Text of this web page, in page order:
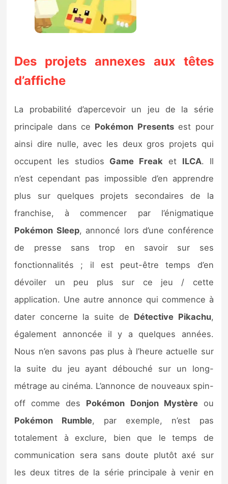
Des projets annexes aux têtes
d’affiche
La probabilité d’apercevoir un jeu de la série
principale dans ce Pokémon Presentsest pour
ainsi dire nulle, avec les deux gros projets qui
occupent les studios Game Freaket ILCA. Il
n’est cependant pas impossible d’en apprendre
plus sur quelques projets secondaires de la
franchise, à commencer par l’énigmatique
Pokémon Sleep, annoncé lors d’une conférence
de presse sans trop en savoir sur ses
fonctionnalités ; il est peut-être temps d’en
dévoiler un peu plus sur ce jeu / cette
application. Une autre annonce qui commence à
dater concerne la suite de Détective Pikachu,
également annoncée il y a quelques années.
Nous n’en savons pas plus à l’heure actuelle sur
la suite du jeu ayant débouché sur un long-
métrage au cinéma. L’annonce de nouveaux spin-
off comme des Pokémon Donjon Mystèreou
Pokémon Rumble, par exemple, n’est pas
totalement à exclure, bien que le temps de
communication sera sans doute plutôt axé sur
les deux titres de la série principale à venir en